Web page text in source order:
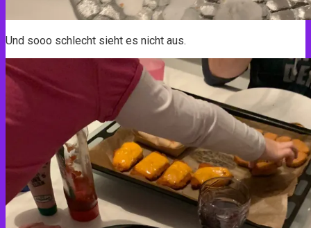
Und sooo schlecht sieht es nicht aus.